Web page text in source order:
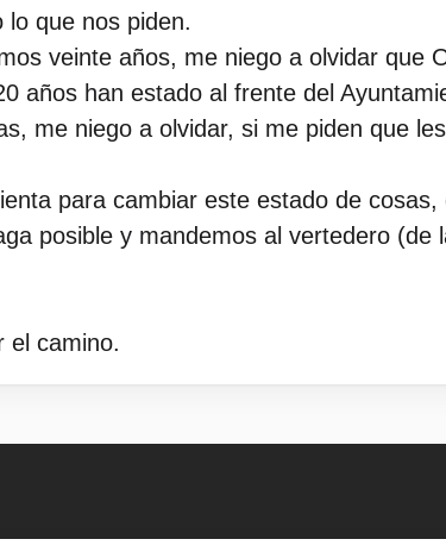
que nos piden.
veinte años, me niego a olvidar que
años han estado al frente del
me niego a olvidar, si me piden que
para cambiar este estado de
posible y mandemos al vertedero
el camino.